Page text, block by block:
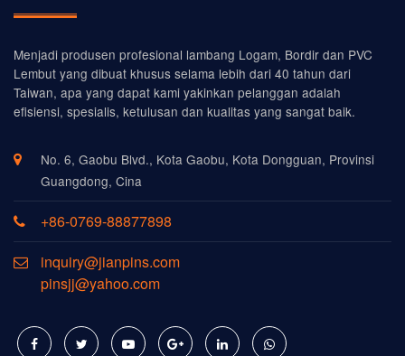
Menjadi produsen profesional lambang Logam, Bordir dan PVC
Lembut yang dibuat khusus selama lebih dari 40 tahun dari
Taiwan, apa yang dapat kami yakinkan pelanggan adalah
efisiensi, spesialis, ketulusan dan kualitas yang sangat baik.
No. 6, Gaobu Blvd., Kota Gaobu, Kota Dongguan, Provinsi
Guangdong, Cina
+86-0769-88877898
inquiry@jianpins.com
pinsjj@yahoo.com